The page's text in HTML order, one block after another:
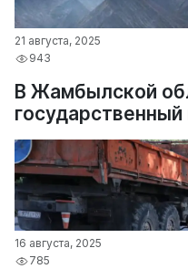
21 августа, 2025
943
В Жамбылской
16 августа, 2025
785